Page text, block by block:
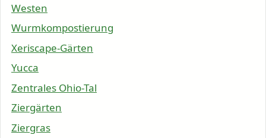
Westen
Wurmkompostierung
Xeriscape-Gärten
Yucca
Zentrales Ohio-Tal
Ziergärten
Ziergras